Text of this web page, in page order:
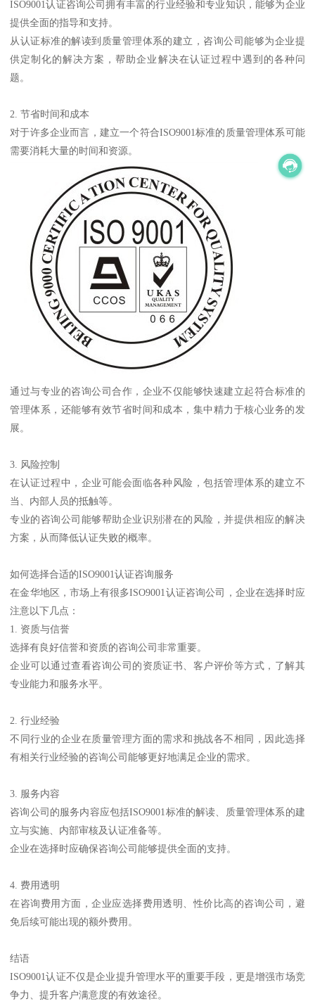
ISO9001认证咨询公司拥有丰富的行业经验和专业知识，能够为企业
提供全面的指导和支持。
从认证标准的解读到质量管理体系的建立，咨询公司能够为企业提
供定制化的解决方案，帮助企业解决在认证过程中遇到的各种问
题。
2. 节省时间和成本
对于许多企业而言，建立一个符合ISO9001标准的质量管理体系可能
需要消耗大量的时间和资源。
通过与专业的咨询公司合作，企业不仅能够快速建立起符合标准的
管理体系，还能够有效节省时间和成本，集中精力于核心业务的发
展。
3. 风险控制
在认证过程中，企业可能会面临各种风险，包括管理体系的建立不
当、内部人员的抵触等。
专业的咨询公司能够帮助企业识别潜在的风险，并提供相应的解决
方案，从而降低认证失败的概率。
如何选择合适的ISO9001认证咨询服务
在金华地区，市场上有很多ISO9001认证咨询公司，企业在选择时应
注意以下几点：
1. 资质与信誉
选择有良好信誉和资质的咨询公司非常重要。
企业可以通过查看咨询公司的资质证书、客户评价等方式，了解其
专业能力和服务水平。
2. 行业经验
不同行业的企业在质量管理方面的需求和挑战各不相同，因此选择
有相关行业经验的咨询公司能够更好地满足企业的需求。
3. 服务内容
咨询公司的服务内容应包括ISO9001标准的解读、质量管理体系的建
立与实施、内部审核及认证准备等。
企业在选择时应确保咨询公司能够提供全面的支持。
4. 费用透明
在咨询费用方面，企业应选择费用透明、性价比高的咨询公司，避
免后续可能出现的额外费用。
结语
ISO9001认证不仅是企业提升管理水平的重要手段，更是增强市场竞
争力、提升客户满意度的有效途径。